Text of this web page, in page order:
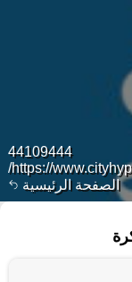
الصفحة الرئيسية
44109444
https://